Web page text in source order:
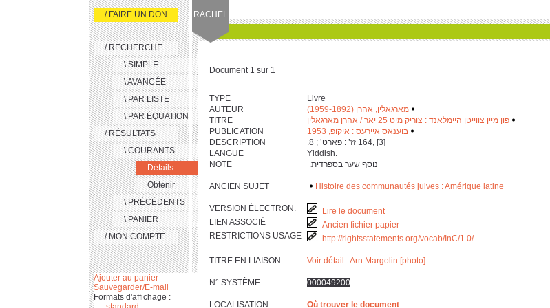
RACHEL
/ FAIRE UN DON
/ RECHERCHE
\ SIMPLE
\ AVANCÉE
\ PAR LISTE
\ PAR ÉQUATION
/ RÉSULTATS
\ COURANTS
Détails
Obtenir
\ PRÉCÉDENTS
\ PANIER
/ MON COMPTE
Ajouter au panier
Sauvegarder/E-mail
Formats d'affichage :
Document 1 sur 1
TYPE
Livre
AUTEUR
מארגאלין, אהרן (1959-1892)
TITRE
פון מיין צווייטן היימלאנד : צוריק מיט 25 יאר / אהרן מארגאלין
PUBLICATION
בוענאס איירעס : איקופ, 1953
DESCRIPTION
LANGUE
Yiddish.
NOTE
ANCIEN SUJET Histoire des communautés juives : Amérique latine
VERSION ÉLECTRON.
Lire le document
LIEN ASSOCIÉ
Ancien fichier papier
RESTRICTIONS USAGE
http://rightsstatements.org/vocab/InC/1.0/
TITRE EN LIAISON Voir détail : Arn Margolin [photo]
N° SYSTÈME 000049200
LOCALISATION
Où trouver le document